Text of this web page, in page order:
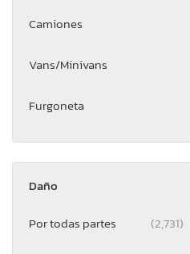
Camiones
Vans/Minivans
Furgoneta
Daño
Por todas partes (2,731)